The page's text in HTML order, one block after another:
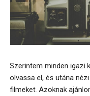
Szerintem minden igazi
olvassa el, és utána
filmeket. Azoknak